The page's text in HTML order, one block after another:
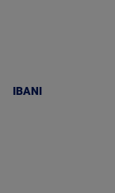
IBANI